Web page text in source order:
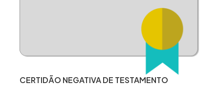
CERTIDÃO NEGATIVA DE TESTAMENTO